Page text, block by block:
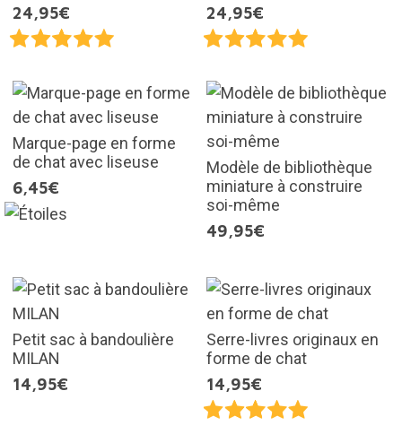
24,95€
24,95€
Marque-page en forme
de chat avec liseuse
6,45€
Modèle de bibliothèque
miniature à construire
soi-même
49,95€
Petit sac à bandoulière
MILAN
14,95€
Serre-livres originaux en
forme de chat
14,95€